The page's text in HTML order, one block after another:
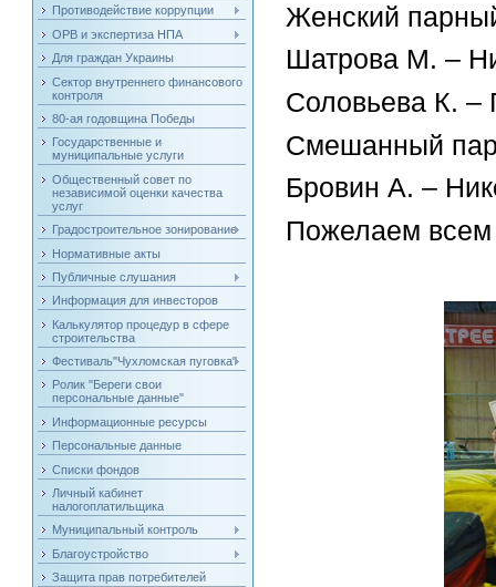
Противодействие коррупции
ОРВ и экспертиза НПА
Для граждан Украины
Сектор внутреннего финансового
контроля
80-ая годовщина Победы
Государственные и
муниципальные услуги
Общественный совет по
независимой оценки качества
услуг
Градостроительное зонирование
Нормативные акты
Публичные слушания
Информация для инвесторов
Калькулятор процедур в сфере
строительства
Фестиваль"Чухломская пуговка"
Ролик "Береги свои
персональные данные"
Информационные ресурсы
Персональные данные
Списки фондов
Личный кабинет
налогоплатильщика
Муниципальный контроль
Благоустройство
Защита прав потребителей
Женский
Шатрова М. –
Соловьева К.
Смешанный
Бровин А. –
Пожелаем всем